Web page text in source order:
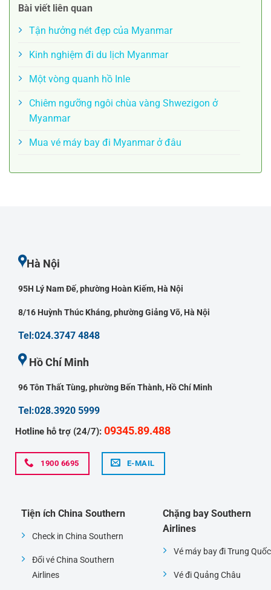
Bài viết liên quan
Tận hưởng nét đẹp của Myanmar
Kinh nghiệm đi du lịch Myanmar
Một vòng quanh hồ Inle
Chiêm ngưỡng ngôi chùa vàng Shwezigon ở
Myanmar
Mua vé máy bay đi Myanmar ở đâu
Hà Nội
95H Lý Nam Đế, phường Hoàn Kiếm, Hà Nội
8/16 Huỳnh Thúc Kháng, phường Giảng Võ, Hà Nội
Tel:024.3747 4848
Hồ Chí Minh
96 Tôn Thất Tùng, phường Bến Thành, Hồ Chí Minh
Tel:028.3920 5999
Hotline hỗ trợ (24/7): 09345.89.488
1900 6695 E-MAIL
Tiện ích China Southern
Check in China Southern
Đổi vé China Southern
Airlines
Chặng bay Southern
Airlines
Vé máy bay đi Trung Quốc
Vé đi Quảng Châu